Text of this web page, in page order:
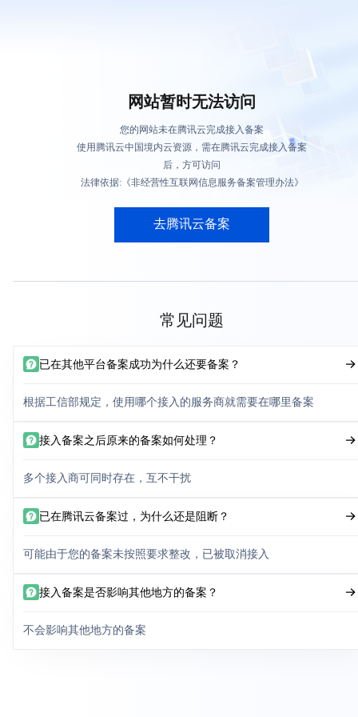
网站暂时无法访问
您的网站未在腾讯云完成接入备案
使用腾讯云中国境内云资源，需在腾讯云完成接入备案
后，方可访问
法律依据:《非经营性互联网信息服务备案管理办法》
去腾讯云备案
常见问题
已在其他平台备案成功为什么还要备案？
根据工信部规定，使用哪个接入的服务商就需要在哪里备案
接入备案之后原来的备案如何处理？
多个接入商可同时存在，互不干扰
已在腾讯云备案过，为什么还是阻断？
可能由于您的备案未按照要求整改，已被取消接入
接入备案是否影响其他地方的备案？
不会影响其他地方的备案